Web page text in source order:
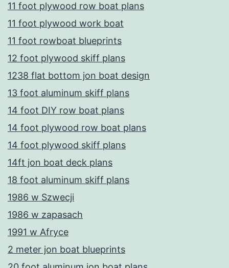
11 foot plywood row boat plans
11 foot plywood work boat
11 foot rowboat blueprints
12 foot plywood skiff plans
1238 flat bottom jon boat design
13 foot aluminum skiff plans
14 foot DIY row boat plans
14 foot plywood row boat plans
14 foot plywood skiff plans
14ft jon boat deck plans
18 foot aluminum skiff plans
1986 w Szwecji
1986 w zapasach
1991 w Afryce
2 meter jon boat blueprints